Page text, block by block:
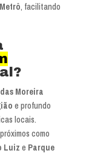
, facilitando
Moreira
e profundo
locais.
como
Luiz e Parque